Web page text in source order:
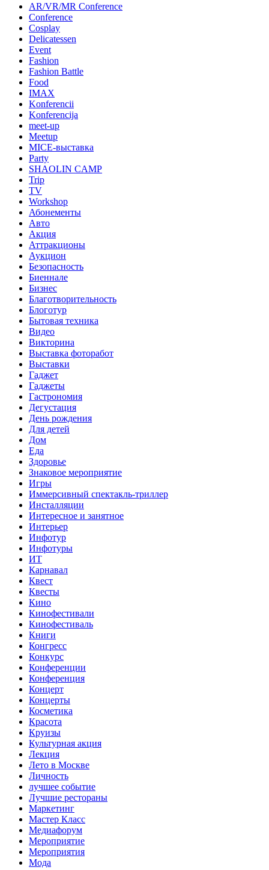
AR/VR/MR Conference
Conference
Cosplay
Delicatessen
Event
Fashion
Fashion Battle
Food
IMAX
Konferencii
Konferencija
meet-up
Meetup
MICE-выставка
Party
SHAOLIN CAMP
Trip
TV
Workshop
Абонементы
Авто
Акция
Аттракционы
Аукцион
Безопасность
Биеннале
Бизнес
Благотворительность
Блоготур
Бытовая техника
Видео
Викторина
Выставка фоторабот
Выставки
Гаджет
Гаджеты
Гастрономия
Дегустация
День рождения
Для детей
Дом
Еда
Здоровье
Знаковое мероприятие
Игры
Иммерсивный спектакль-триллер
Инсталляции
Интересное и занятное
Интерьер
Инфотур
Инфотуры
ИТ
Карнавал
Квест
Квесты
Кино
Кинофестивали
Кинофестиваль
Книги
Конгресс
Конкурс
Конференции
Конференция
Концерт
Концерты
Косметика
Красота
Круизы
Культурная акция
Лекция
Лето в Москве
Личность
лучшее событие
Лучшие рестораны
Маркетинг
Мастер Класс
Медиафорум
Мероприятие
Мероприятия
Мода